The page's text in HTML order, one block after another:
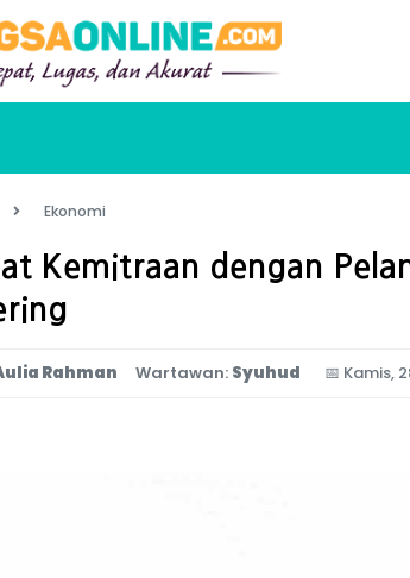
Ekonomi
Kemitraan dengan
Rahman Wartawan: Syuhud 📅 Kamis,